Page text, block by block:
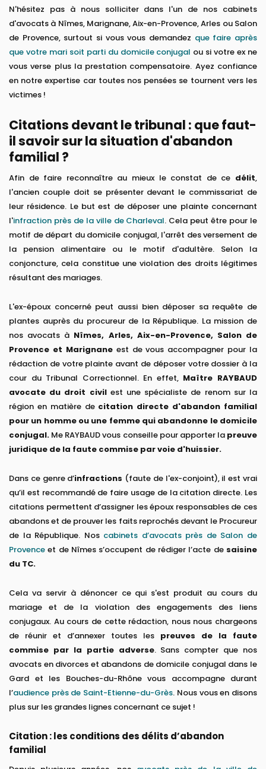
N'hésitez pas à nous solliciter dans l'un de nos cabinets
d'avocats à Nîmes, Marignane, Aix-en-Provence, Arles ou Salon
de Provence, surtout si vous vous demandez que faire après
que votre mari soit parti du domicile conjugal ou si votre ex ne
vous verse plus la prestation compensatoire. Ayez confiance
en notre expertise car toutes nos pensées se tournent vers les
victimes !
Citations devant le tribunal : que faut-
il savoir sur la situation d'abandon
familial ?
Afin de faire reconnaître au mieux le constat de ce délit,
l'ancien couple doit se présenter devant le commissariat de
leur résidence. Le but est de déposer une plainte concernant
l'infraction près de la ville de Charleval. Cela peut être pour le
motif de départ du domicile conjugal, l'arrêt des versement de
la pension alimentaire ou le motif d'adultère. Selon la
conjoncture, cela constitue une violation des droits légitimes
résultant des mariages.
L'ex-époux concerné peut aussi bien déposer sa requête de
plantes auprès du procureur de la République. La mission de
nos avocats à Nîmes, Arles, Aix-en-Provence, Salon de
Provence et Marignaneest de vous accompagner pour la
rédaction de votre plainte avant de déposer votre dossier à la
cour du Tribunal Correctionnel. En effet, Maître RAYBAUD
avocate du droit civilest une spécialiste de renom sur la
région en matière decitation directe d'abandon familial
pour un homme ou une femme qui abandonne le domicile
conjugal. Me RAYBAUD vous conseille pour apporter la preuve
juridique de la faute commise par voie d'huissier.
Dans ce genre d’infractions (faute de l'ex-conjoint), il est vrai
qu’il est recommandé de faire usage de la citation directe. Les
citations permettent d’assigner les époux responsables de ces
abandons et de prouver les faits reprochés devant le Procureur
de la République. Nos cabinets d’avocats près de Salon de
Provence et de Nîmes s’occupent de rédiger l’acte de saisine
du TC.
Cela va servir à dénoncer ce qui s'est produit au cours du
mariage et de la violation des engagements des liens
conjugaux. Au cours de cette rédaction, nous nous chargeons
de réunir et d’annexer toutes les preuves de la faute
commise par la partie adverse. Sans compter que nos
avocats en divorces et abandons de domicile conjugal dans le
Gard et les Bouches-du-Rhône vous accompagne durant
l’audience près de Saint-Etienne-du-Grès. Nous vous en disons
plus sur les grandes lignes concernant ce sujet !
Citation : les conditions des délits d’abandon
familial